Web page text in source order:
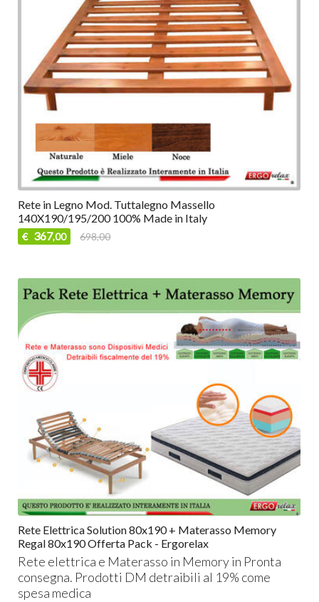
Rete in Legno Mod. Tuttalegno Massello
140X190/195/200 100% Made in Italy
€ 367,00 698,00
Rete Elettrica Solution 80x190 + Materasso Memory
Regal 80x190 Offerta Pack - Ergorelax
Rete elettrica e Materasso in Memory in Pronta
consegna. Prodotti DM detraibili al 19% come
spesa medica